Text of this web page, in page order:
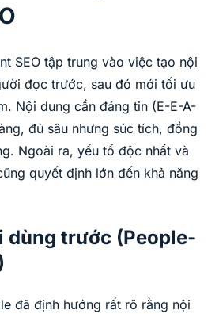
SEO tập trung vào việc tạo nội
đọc trước, sau đó mới tối ưu
Nội dung cần đáng tin (E-E-A-
đủ sâu nhưng súc tích, đồng
Ngoài ra, yếu tố độc nhất và
quyết định lớn đến khả năng
dùng trước (People-
đã định hướng rất rõ rằng nội